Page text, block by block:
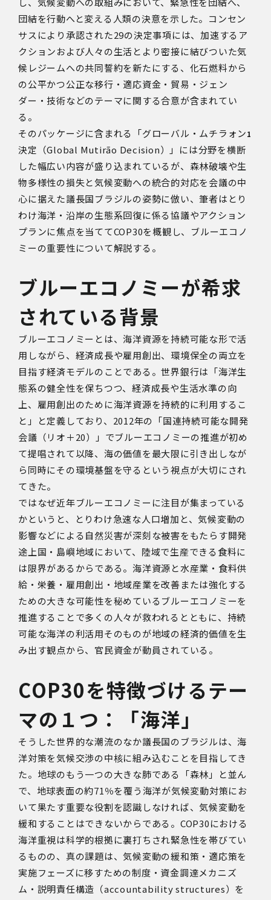
団結を行動へと変える人類の決意を示した。コンセン
サスにより承認された29の決定事項には、加速するア
クションおよび人々の生活とより密接に結びついた気
候レジームへの共同誓約を新たにする、化石燃料から
の公平かつ公正な移行・適応資金・貿易・ジェン
ダー・技術などのテーマに関する合意が含まれてい
る。
そのパッケージに含まれる「グローバル・ムチラォン1
決定（Global Mutirão Decision）」には分野を横断
した幅広い内容が盛り込まれているが、森林破壊や生
物多様性の損失と気候変動への統合的対応を会議の中
心に据えた議長国ブラジルの姿勢に倣い、筆者はとり
わけ海洋・沿岸の生態系回復に係る協議やアクション
プランに焦点を当ててCOP30を概観し、ブルーエコノ
ミーの重要性について解説する。
ブルーエコノミーが希求
されている背景
ブルーエコノミーとは、海洋資源を持続可能な形で活
用しながら、経済成長や雇用創出、環境保全の両立を
目指す経済モデルのことである。世界銀行は「海洋生
態系の健全性を保ちつつ、経済成長や生活水準の向
上、雇用創出のために海洋資源を持続的に利用するこ
と」と定義しており、 2012年の「国連持続可能な開発
会議（リオ＋20）」でブルーエコノミーの推進が初め
て提唱されて以降、海の価値を最大限に引き出しなが
ら同時にその環境基盤を守るという視点が大切にされ
てきた。
ではなぜ近年ブルーエコノミーに注目が集まっている
かというと、とりわけ急速な人口増加と、気候変動の
影響などによる自然災害が深刻な被害をもたらす開発
途上国・島嶼地域において、陸域で生産できる食料に
は限界があるからである。海洋資源と水産業・食料供
給・栄養・雇用創出・地域産業を改善または強化する
ための大きな可能性を秘めているブルーエコノミーを
推進することで多くの人々が救われるとともに、持続
可能な海洋の利活用そのものが地域の経済的価値を生
み出す観点から、官民資金が動員されている。
COP30を特徴づけるテー
マの１つ：「海洋」
そうした世界的な潮流のなか議長国のブラジルは、海
洋対策を気候交渉の中核に組み込むことを目指してき
た。地球のもう一つの大きな肺である「森林」と並ん
で、地球表面の約71％を覆う海洋が気候変動対策にお
いて果たす重要な役割を認識しなければ、気候変動を
緩和することはできないからである。 COP30における
海洋重視は科学的根拠に裏打ちされ緊急性を帯びてい
るものの、真の課題は、気候変動の緩和策・適応策を
実施フェーズに移すための制度・資金調達メカニズ
ム・説明責任構造（accountability structures）を